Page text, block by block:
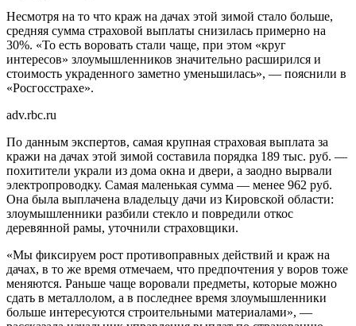
Несмотря на то что краж на дачах этой зимой стало больше,
средняя сумма страховой выплаты снизилась примерно на
30%. «То есть воровать стали чаще, при этом «круг
интересов» злоумышленников значительно расширился и
стоимость украденного заметно уменьшилась», — пояснили в
«Росгосстрахе».
adv.rbc.ru
По данным экспертов, самая крупная страховая выплата за
кражи на дачах этой зимой составила порядка 189 тыс. руб. —
похитители украли из дома окна и двери, а заодно вырвали
электропроводку. Самая маленькая сумма — менее 962 руб.
Она была выплачена владельцу дачи из Кировской области:
злоумышленники разбили стекло и повредили откос
деревянной рамы, уточнили страховщики.
«Мы фиксируем рост противоправных действий и краж на
дачах, в то же время отмечаем, что предпочтения у воров тоже
меняются. Раньше чаще воровали предметы, которые можно
сдать в металлолом, а в последнее время злоумышленники
больше интересуются строительными материалами», —